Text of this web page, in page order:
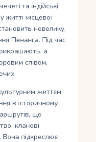
та індійські
житті місцевої
невелику,
Пенанга. Під час
а
співом,
життям
в історичному
що
кланові
Вона підкреслює